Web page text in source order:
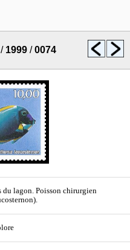
/ 1999 /0074
du lagon. Poisson chirurgien